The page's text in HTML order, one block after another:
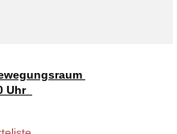
/
Ratswiese
Uhr